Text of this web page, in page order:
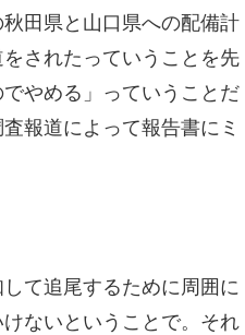
田県と山口県への配備計
されたっていうことを先
やめる」っていうことだ
報道によって報告書にミ
て追尾するために周囲に
ないということで。それ